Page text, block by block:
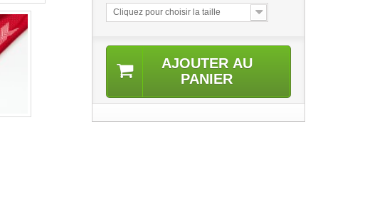
Cliquez pour choisir la taille
AJOUTER AU
PANIER